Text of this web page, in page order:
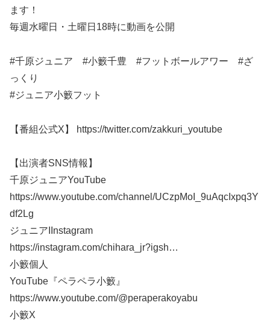
ます！
毎週水曜日・土曜日18時に動画を公開
#千原ジュニア #小籔千豊 #フットボールアワー #ざ
っくり
#ジュニア小籔フット
【番組公式X】 https://twitter.com/zakkuri_youtube​
【出演者SNS情報】
千原ジュニアYouTube
https://www.youtube.com/channel/UCzpMoI_9uAqcIxpq3Y
df2Lg
ジュニアIInstagram
https://instagram.com/chihara_jr?igsh​…
小籔個人
YouTube『ペラペラ小籔』
https://www.youtube.com/@peraperakoyabu
小籔X